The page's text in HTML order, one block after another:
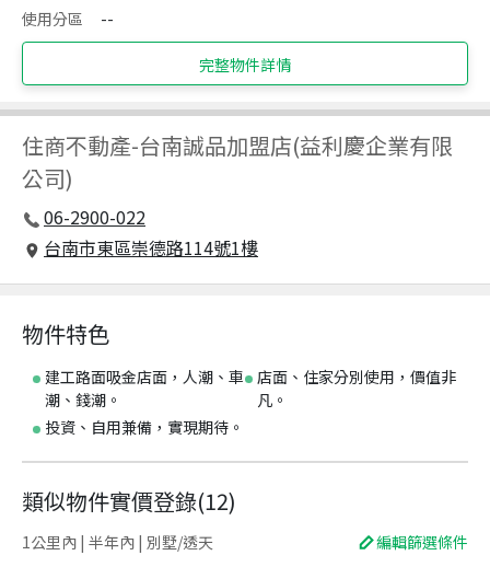
使用分區
--
完整物件詳情
住商不動產-台南誠品加盟店(益利慶企業有限
公司)
06-2900-022
台南市東區崇德路114號1樓
物件特色
建工路面吸金店面，人潮、車
潮、錢潮。
店面、住家分別使用，價值非
凡。
投資、自用兼備，實現期待。
類似物件實價登錄(12)
1公里內 | 半年內 | 別墅/透天 編輯篩選條件